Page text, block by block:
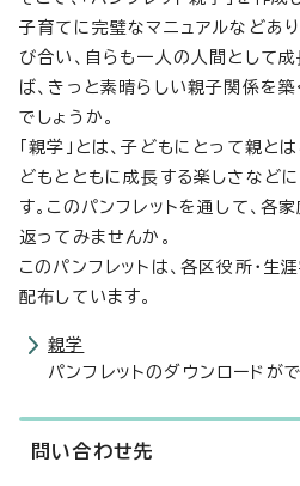
子育てに完璧なマニュアルなどあ
び合い、自らも一人の人間として
ば、きっと素晴らしい親子関係を
でしょうか。
「親学」とは、子どもにとって親と
どもとともに成長する楽しさなど
す。このパンフレットを通して、各
返ってみませんか。
このパンフレットは、各区役所・生
配布しています。
親学
パンフレットのダウンロードがで
問い合わせ先